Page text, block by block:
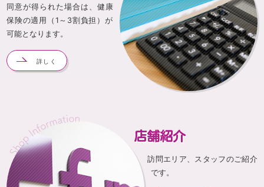
同意が得られた場合は、健康
保険の適用（1～3割負担）が
可能となります。
詳しく
店舗紹介
訪問エリア、スタッフのご紹介
です。